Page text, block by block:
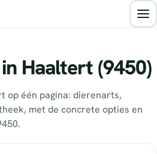
Haaltert (9450)
op één pagina: dierenarts,
met de concrete opties en